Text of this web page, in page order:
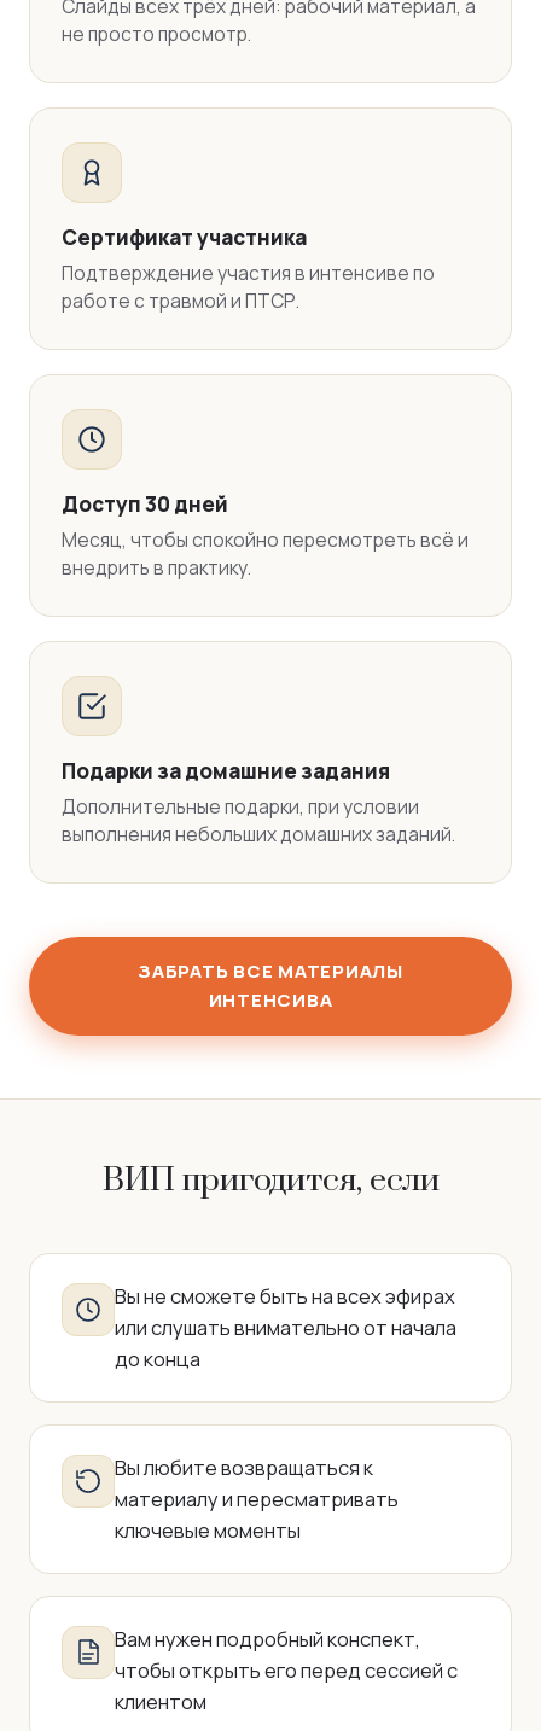
Слайды всех трёх дней: рабочий материал, а
не просто просмотр.
Сертификат участника
Подтверждение участия в интенсиве по
работе с травмой и ПТСР.
Доступ 30 дней
Месяц, чтобы спокойно пересмотреть всё и
внедрить в практику.
Подарки за домашние задания
Дополнительные подарки, при условии
выполнения небольших домашних заданий.
ЗАБРАТЬ ВСЕ МАТЕРИАЛЫ
ИНТЕНСИВА
ВИП пригодится, если
Вы не сможете быть на всех эфирах
или слушать внимательно от начала
до конца
Вы любите возвращаться к
материалу и пересматривать
ключевые моменты
Вам нужен подробный конспект,
чтобы открыть его перед сессией с
клиентом